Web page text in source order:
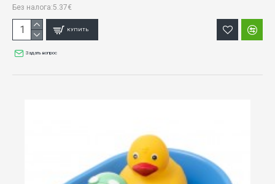
Без налога:5.37€
КУПИТЬ
Задать вопрос